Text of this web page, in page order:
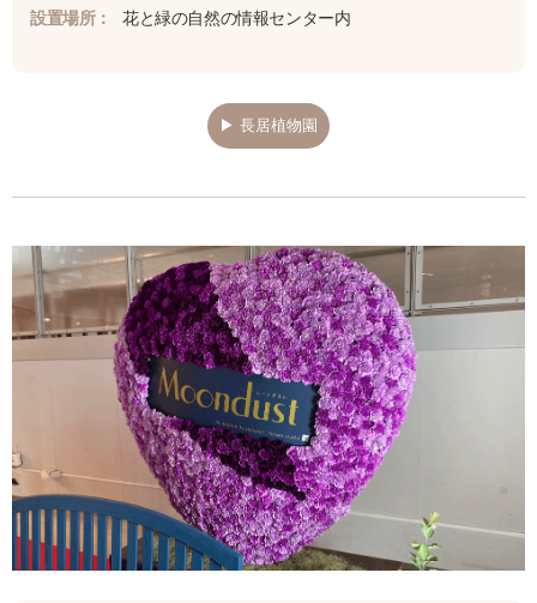
設置場所：
花と緑の自然の情報センター内
▶ 長居植物園